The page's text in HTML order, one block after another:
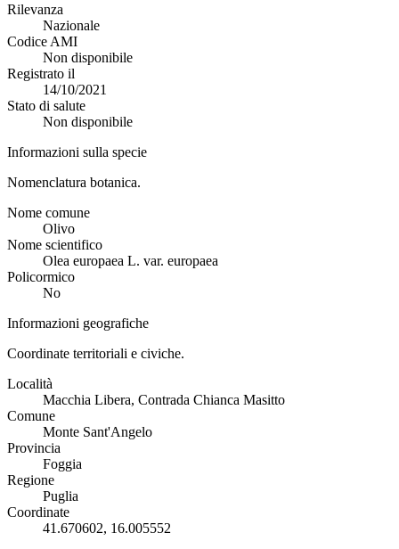
Rilevanza
Nazionale
Codice AMI
Non disponibile
Registrato il
14/10/2021
Stato di salute
Non disponibile
Informazioni sulla specie
Nomenclatura botanica.
Nome comune
Olivo
Nome scientifico
Olea europaea L. var. europaea
Policormico
No
Informazioni geografiche
Coordinate territoriali e civiche.
Località
Macchia Libera, Contrada Chianca Masitto
Comune
Monte Sant'Angelo
Provincia
Foggia
Regione
Puglia
Coordinate
41.670602, 16.005552